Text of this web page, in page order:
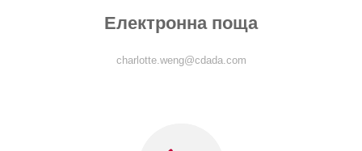
Електронна поща
charlotte.weng@cdada.com